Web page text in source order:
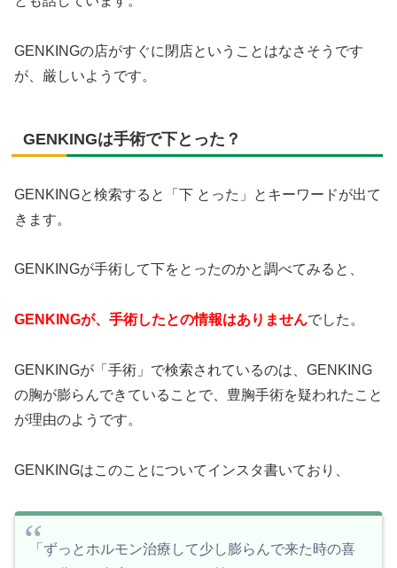
GENKINGの店がすぐに閉店ということはなさそうです
が、厳しいようです。
GENKINGは手術で下とった？
GENKINGと検索すると「下 とった」とキーワードが出て
きます。
GENKINGが手術して下をとったのかと調べてみると、
GENKINGが、手術したとの情報はありませんでした。
GENKINGが「手術」で検索されているのは、GENKING
の胸が膨らんできていることで、豊胸手術を疑われたこと
が理由のようです。
GENKINGはこのことについてインスタ書いており、
「ずっとホルモン治療して少し膨らんで来た時の喜